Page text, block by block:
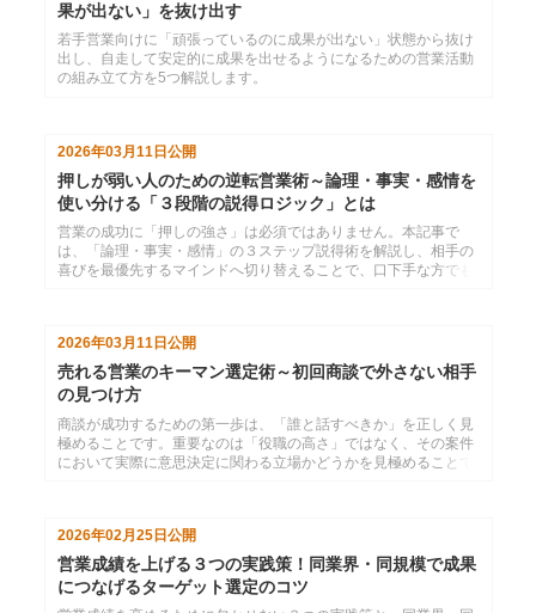
果が出ない」を抜け出す
若手営業向けに「頑張っているのに成果が出ない」状態から抜け
出し、自走して安定的に成果を出せるようになるための営業活動
の組み立て方を5つ解説します。
2026年03月11日公開
押しが弱い人のための逆転営業術～論理・事実・感情を
使い分ける「３段階の説得ロジック」とは
営業の成功に「押しの強さ」は必須ではありません。本記事で
は、「論理・事実・感情」の３ステップ説得術を解説し、相手の
喜びを最優先するマインドへ切り替えることで、口下手な方でも
2026年03月11日 公開
売れる営業のキーマン選定術～初回商談で外さない相手
の見つけ方
商談が成功するための第一歩は、「誰と話すべきか」を正しく見
極めることです。重要なのは「役職の高さ」ではなく、その案件
において実際に意思決定に関わる立場かどうかを見極めることで
2026年02月25日 公開
営業成績を上げる３つの実践策！同業界・同規模で成果
につなげるターゲット選定のコツ